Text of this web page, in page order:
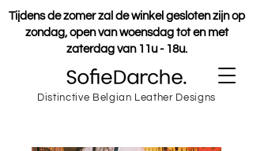
Distinctive Belgian Leather Designs
Tijdens de zomer zal de winkel gesloten zijn op
zondag, open van woensdag tot en met
zaterdag van 11u - 18u.